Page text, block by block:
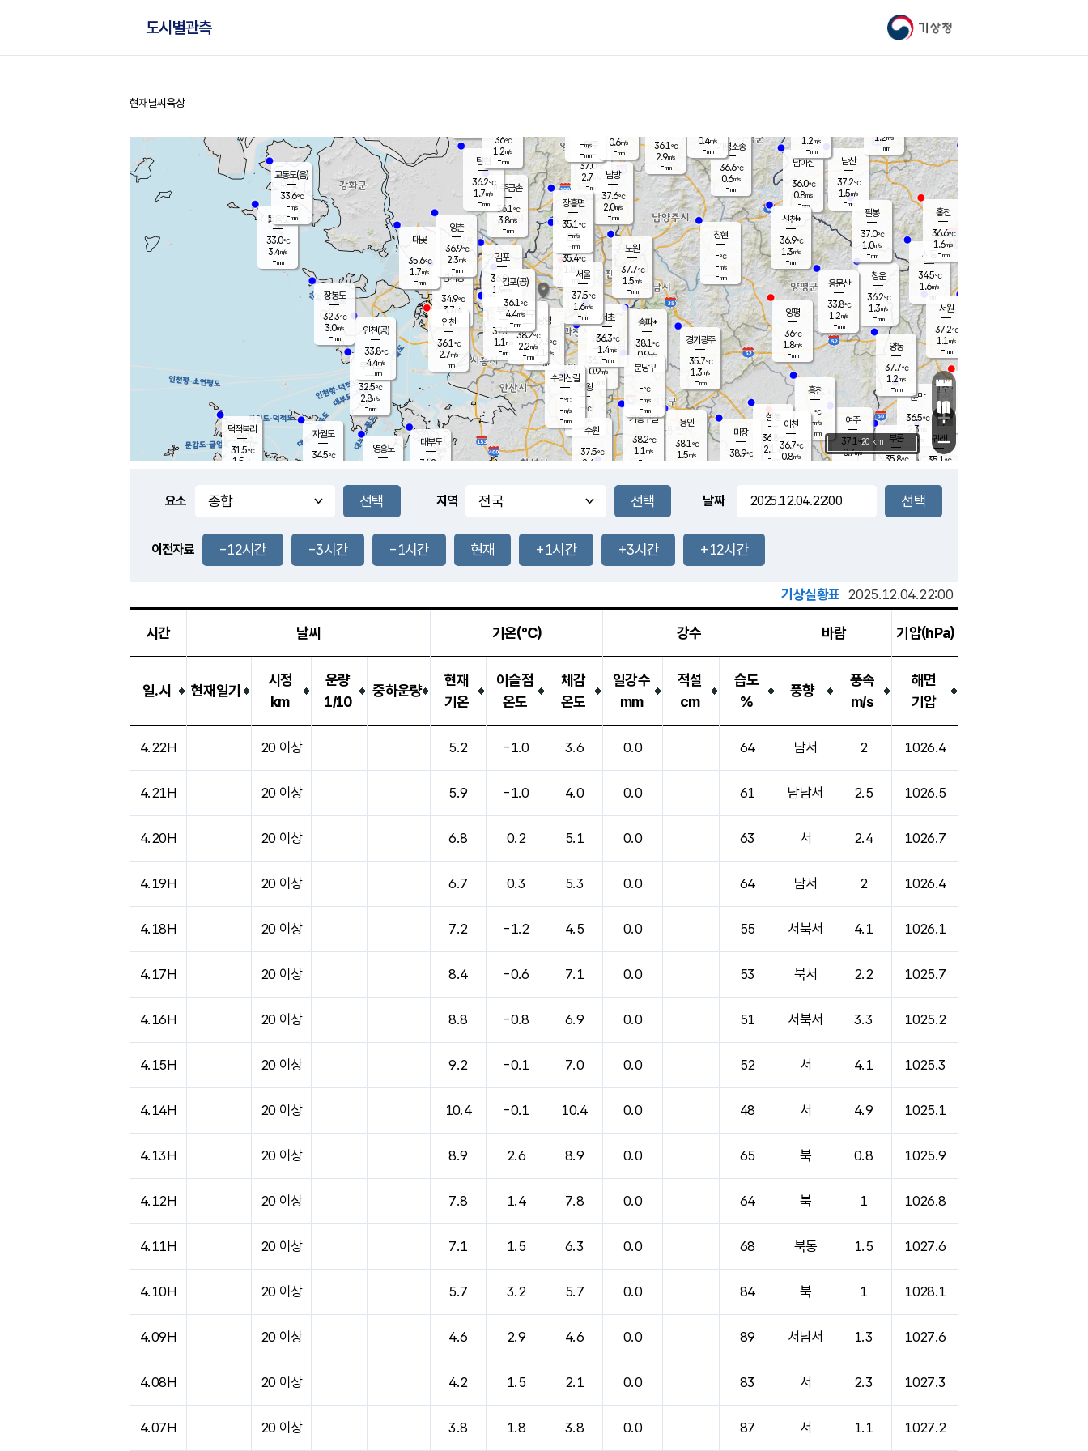
기상청
도시별관측
홈
현재날씨 육상
풍도
2.2m/s
문막
36.5℃
2.3m/s
mm
남이섬
36.0℃
0.8m/s
-mm
무의도
32.5℃
2.8m/s
-mm
영흥도
볼음도
33.0℃
3.4m/s
-mm
자월도
34.5℃
양주
37.0℃
2.7
-mm
부론
35.8℃
과천
36.7℃
0.9m/s
- mm
남산
37.2℃
1.5m/s
-mm
장봉도
32.3℃
3.0m/s
-mm
-mm
청운
36.2℃
1.3m/s
-mm
팔봉
37.0℃
1.0m/s
-mm
-mm
용인
38.1℃
1.5m/s
여주
37.1℃
0.7m/s
양동
37.7℃
1.2m/s
-mm
경기광주
35.7℃
1.3m/s
-mm
장호원
1.2m/s
-mm
34.1
℃
대부도
34.2
-
경서동
34.9℃
3.7 m/s
-mm
파주금촌
36.1℃
3.8m/s
-mm
가평조종
36.6℃
0.6m/s
-mm
36.1℃
2.9m/s
-mm
대곶
35.6℃
1.7m/s
-mm
신천*
36.9℃
1.3m/s
-mm
창현
-℃
-m/s
-mm
탄현
36.2℃
1.7m/s
-mm
0.4m/s
-mm
38.2℃
1.0m/s
-mm
흥천
-℃
-m/s
-mm
마장
38.9℃
의왕
- ℃
m/s
mm
김포
36.0℃
1.9 m/s
mm
설봉
36.8
2.1 m/s
- mm
광명
37.3 ℃
2.1 m/s
-mm
부천
37.1℃
1.1 m/s
-mm
-mm
양촌
36.9℃
2.3m/s
-mm
구로
38.2℃
2.2m/s
-mm
은평
35.4℃
1.8 m/s
- mm
노원
37.7℃
1.5m/s
-mm
송파*
38.1℃
0.9m/s
-mm
서초
36.3℃
1.4m/s
-mm
남방
37.6℃
2.0m/s
-mm
기흥구갈
38.2℃
1.1 m/s
-
수리산길
-℃
-m/s
-mm
분당구
-℃
-m/s
-mm
장흥면
35.1℃
-m/s
-mm
-m/s
-mm
시동
34.5℃
1.6m/s
- mm
귀래
35.1 ℃
서원
37.2℃
1.1 m/s
-mm
용문산
33.8℃
1.2m/s
-mm
덕적북리
31.5℃
1.5 m/s
인천(공)
33.8℃
4.4m/s
-mm
김포(공)
36.1℃
4.4m/s
-mm
교동도(음)
33.6℃
-m/s
-mm
홍천
36.6℃
1.6m/s
-mm
이천
36.7℃
0.8m/s
양평
36℃
1.8m/s
-mm
수원
37.5℃
2.4 m/s
인천
36.1℃
2.7m/s
-mm
서울
37.5℃
1.6m/s
-mm
1.2m/s
-mm
36℃
1.2m/s
-mm
0.6m/s
-mm
+
−
20 km
요소 지역 날짜
이전자료 -12시간 -3시간 -1시간 현재 +1시간 +3시간 +12시간
기상실황표 2025.12.04.22:00
시간 날씨 기온(℃) 강수 바람 기압(hPa)
일.시 현재일기
시정
km
운량
1/10
중하운량
현재
기온
이슬점
온도
체감
온도
일강수
mm
적설
cm
습도
%
풍향
풍속
m/s
해면
기압
4.22H 20 이상 5.2 -1.0 3.6 0.0 64 남서 2 1026.4
4.21H 20 이상 5.9 -1.0 4.0 0.0 61 남남서 2.5 1026.5
4.20H 20 이상 6.8 0.2 5.1 0.0 63 서 2.4 1026.7
4.19H 20 이상 6.7 0.3 5.3 0.0 64 남서 2 1026.4
4.18H 20 이상 7.2 -1.2 4.5 0.0 55 서북서 4.1 1026.1
4.17H 20 이상 8.4 -0.6 7.1 0.0 53 북서 2.2 1025.7
4.16H 20 이상 8.8 -0.8 6.9 0.0 51 서북서 3.3 1025.2
4.15H 20 이상 9.2 -0.1 7.0 0.0 52 서 4.1 1025.3
4.14H 20 이상 10.4 -0.1 10.4 0.0 48 서 4.9 1025.1
4.13H 20 이상 8.9 2.6 8.9 0.0 65 북 0.8 1025.9
4.12H 20 이상 7.8 1.4 7.8 0.0 64 북 1 1026.8
4.11H 20 이상 7.1 1.5 6.3 0.0 68 북동 1.5 1027.6
4.10H 20 이상 5.7 3.2 5.7 0.0 84 북 1 1028.1
4.09H 20 이상 4.6 2.9 4.6 0.0 89 서남서 1.3 1027.6
4.08H 20 이상 4.2 1.5 2.1 0.0 83 서 2.3 1027.3
4.07H 20 이상 3.8 1.8 3.8 0.0 87 서 1.1 1027.2